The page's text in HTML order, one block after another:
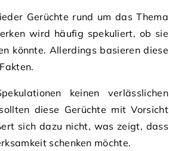
Gerüchte rund um das Thema
wird häufig spekuliert, ob sie
könnte. Allerdings basieren diese
keinen verlässlichen
diese Gerüchte mit Vorsicht
sich dazu nicht, was zeigt, dass
schenken möchte.